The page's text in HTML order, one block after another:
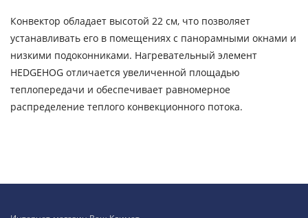
Конвектор обладает высотой 22 см, что позволяет
устанавливать его в помещениях с панорамными окнами и
низкими подоконниками. Нагревательный элемент
HEDGEHOG отличается увеличенной площадью
теплопередачи и обеспечивает равномерное
распределение теплого конвекционного потока.